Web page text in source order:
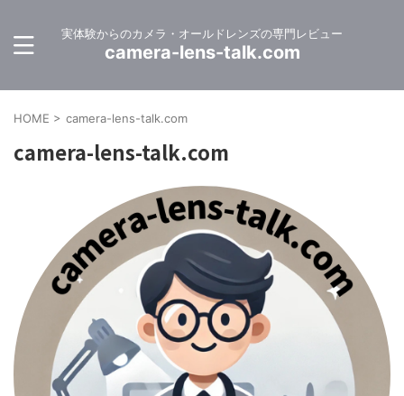
実体験からのカメラ・オールドレンズの専門レビュー
camera-lens-talk.com
HOME > camera-lens-talk.com
camera-lens-talk.com